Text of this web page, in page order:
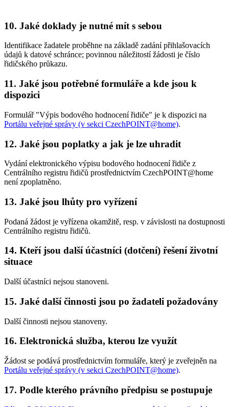
10. Jaké doklady je nutné mít s sebou
Identifikace žadatele proběhne na základě zadání přihlašovacích
údajů k datové schránce; povinnou náležitostí žádosti je číslo
řidičského průkazu.
11. Jaké jsou potřebné formuláře a kde jsou k
dispozici
Formulář "Výpis bodového hodnocení řidiče" je k dispozici na
Portálu veřejné správy (v sekci CzechPOINT@home).
12. Jaké jsou poplatky a jak je lze uhradit
Vydání elektronického výpisu bodového hodnocení řidiče z
Centrálního registru řidičů prostřednictvím CzechPOINT@home
není zpoplatněno.
13. Jaké jsou lhůty pro vyřízení
Podaná žádost je vyřízena okamžitě, resp. v závislosti na dostupnosti
Centrálního registru řidičů.
14. Kteří jsou další účastníci (dotčení) řešení životní
situace
Další účastníci nejsou stanoveni.
15. Jaké další činnosti jsou po žadateli požadovány
Další činnosti nejsou stanoveny.
16. Elektronická služba, kterou lze využít
Žádost se podává prostřednictvím formuláře, který je zveřejněn na
Portálu veřejné správy (v sekci CzechPOINT@home).
17. Podle kterého právního předpisu se postupuje